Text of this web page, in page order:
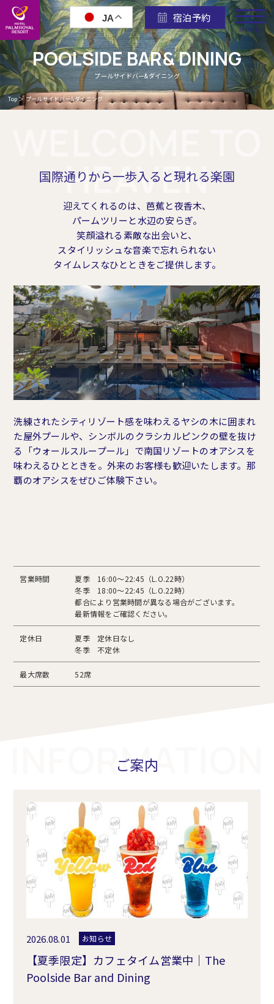
MENU
JA 宿泊予約
POOLSIDE BAR& DINING
プールサイドバー&ダイニング
Top＞ プールサイドバー&ダイニング
HEAVEN
国際通りから一歩入ると現れる楽園
迎えてくれるのは、芭蕉と夜香木、
パームツリーと水辺の安らぎ。
笑顔溢れる素敵な出会いと、
スタイリッシュな音楽で忘れられない
タイムレスなひとときをご提供します。
洗練されたシティリゾート感を味わえるヤシの木に囲まれ
た屋外プールや、シンボルのクラシカルピンクの壁を抜け
る「ウォールスループール」で南国リゾートのオアシスを
味わえるひとときを。外来のお客様も歓迎いたします。那
覇のオアシスをぜひご体験下さい。
営業時間
夏季 16:00～22:45（L.O.22時）
冬季 18:00～22:45（L.O.22時）
都合により営業時間が異なる場合がございます。
最新情報をご確認ください。
定休日
夏季 定休日なし
冬季 不定休
最大席数 52席
INFORMATION
ご案内
2026.08.01 お知らせ
【夏季限定】カフェタイム営業中｜The
Poolside Bar and Dining